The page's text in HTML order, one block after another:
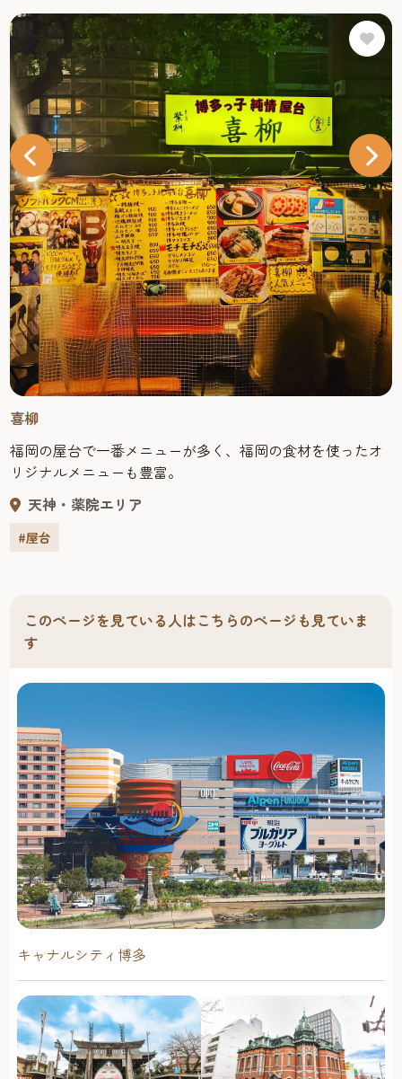
喜柳
福岡の屋台で一番メニューが多く、福岡の食材を使ったオ
リジナルメニューも豊富。
天神・薬院エリア
#屋台
このページを見ている人はこちらのページも見ていま
す
キャナルシティ博多